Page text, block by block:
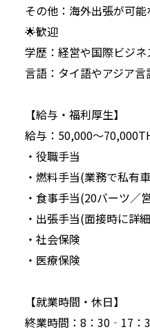
その他：海外出張が可能
🌟歓迎
学歴：経営や国際ビジ
言語：タイ語やアジア
【給与・福利厚生】
給与：50,000～
・役職手当
・燃料手当(業務で私有
・食事手当(20バーツ／
・出張手当(面接時に詳
・社会保険
・医療保険
【就業時間・休日】
終業時間：8：30‐17：